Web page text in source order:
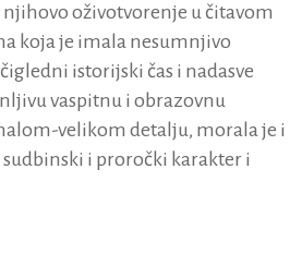
oživotvorenje u čitavom
koja je imala nesumnjivo
istorijski čas i nadasve
vaspitnu i obrazovnu
velikom detalju, morala je i
i proročki karakter i